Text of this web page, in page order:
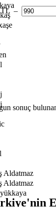
Aldatmaz
Aldatmaz
TL –
sonuç